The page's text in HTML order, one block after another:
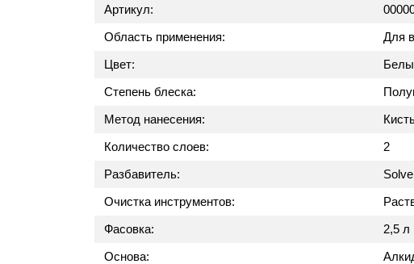
Артикул:
Область применения:
Для
Цвет:
Степень блеска:
Метод нанесения:
Количество слоев:
2
Разбавитель:
Solve
Очистка инструментов:
Фасовка:
2,5 л
Основа: